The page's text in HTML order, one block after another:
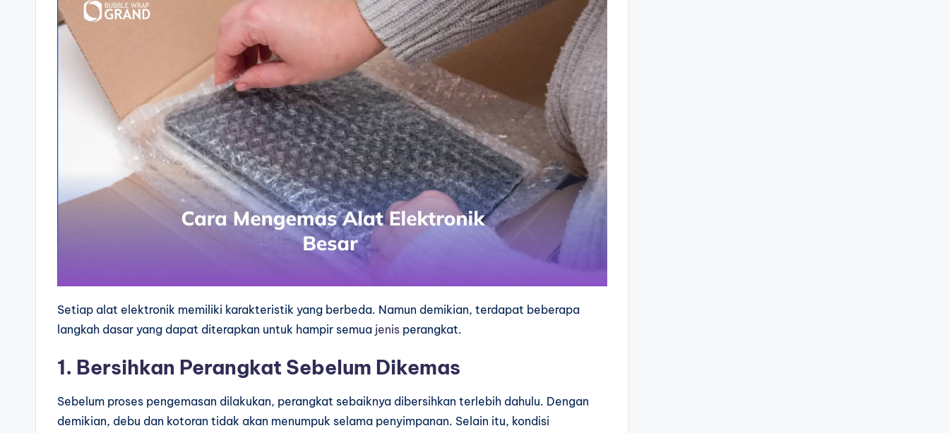
Setiap alat elektronik memiliki karakteristik yang berbeda. Namun demikian, terdapat beberapa
langkah dasar yang dapat diterapkan untuk hampir semua jenis perangkat.
1. Bersihkan Perangkat Sebelum Dikemas
Sebelum proses pengemasan dilakukan, perangkat sebaiknya dibersihkan terlebih dahulu. Dengan
demikian, debu dan kotoran tidak akan menumpuk selama penyimpanan. Selain itu, kondisi